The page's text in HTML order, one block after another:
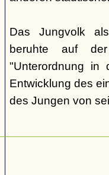
Das Jungvolk
beruhte auf
"Unterordnung in
Entwicklung des
des Jungen von